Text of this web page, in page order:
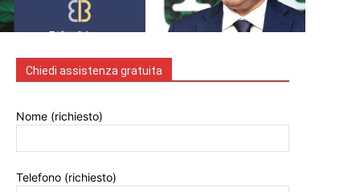
Chiedi assistenza gratuita
Nome (richiesto)
Telefono (richiesto)